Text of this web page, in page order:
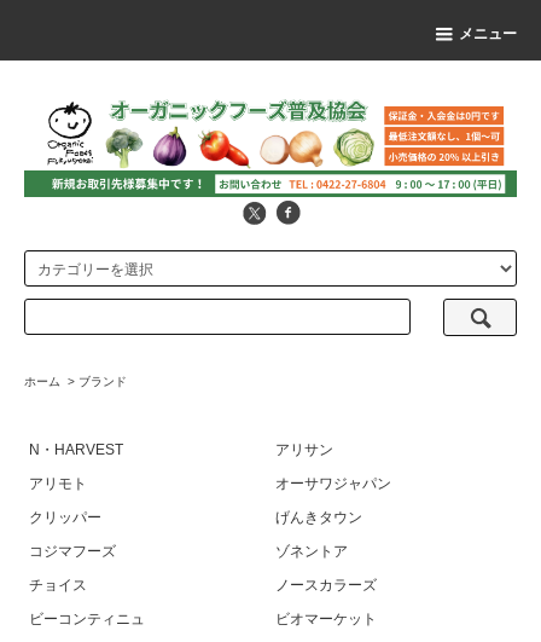
メニュー
ホーム > ブランド
N・HARVEST
アリサン
アリモト
オーサワジャパン
クリッパー
げんきタウン
コジマフーズ
ゾネントア
チョイス
ノースカラーズ
ビーコンティニュ
ビオマーケット